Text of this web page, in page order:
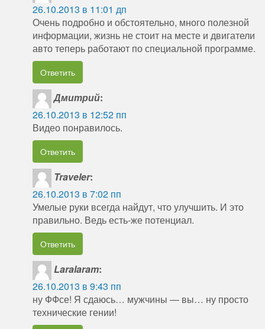
26.10.2013 в 11:01 дп
Очень подробно и обстоятельно, много полезной
информации, жизнь не стоит на месте и двигатели
авто теперь работают по специальной программе.
Ответить
Дмитрий:
26.10.2013 в 12:52 пп
Видео понравилось.
Ответить
Traveler:
26.10.2013 в 7:02 пп
Умелые руки всегда найдут, что улучшить. И это
правильно. Ведь есть-же потенциал.
Ответить
Laralaram:
26.10.2013 в 9:43 пп
ну ФФсе! Я сдаюсь… мужчины — вы… ну просто
технические гении!